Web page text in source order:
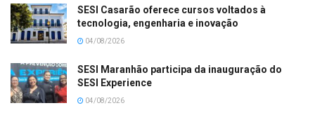
SESI Casarão oferece cursos voltados à
tecnologia, engenharia e inovação
04/08/2026
SESI Maranhão participa da inauguração do
SESI Experience
04/08/2026